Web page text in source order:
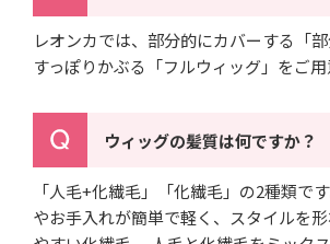
レオンカでは、部分的にカバーする「
すっぽりかぶる「フルウィッグ」をご用
ウィッグの髪質は何ですか？
「人毛+化繊毛」「化繊毛」の2種類です
やお手入れが簡単で軽く、スタイルを